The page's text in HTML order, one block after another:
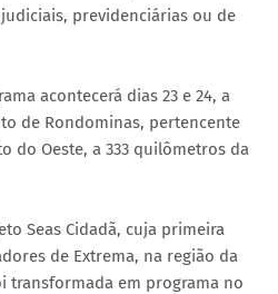
previdenciárias ou de
acontecerá dias 23 e 24, a
de Rondominas, pertencente
do Oeste, a 333 quilômetros da
Seas Cidadã, cuja primeira
de Extrema, na região da
transformada em programa no